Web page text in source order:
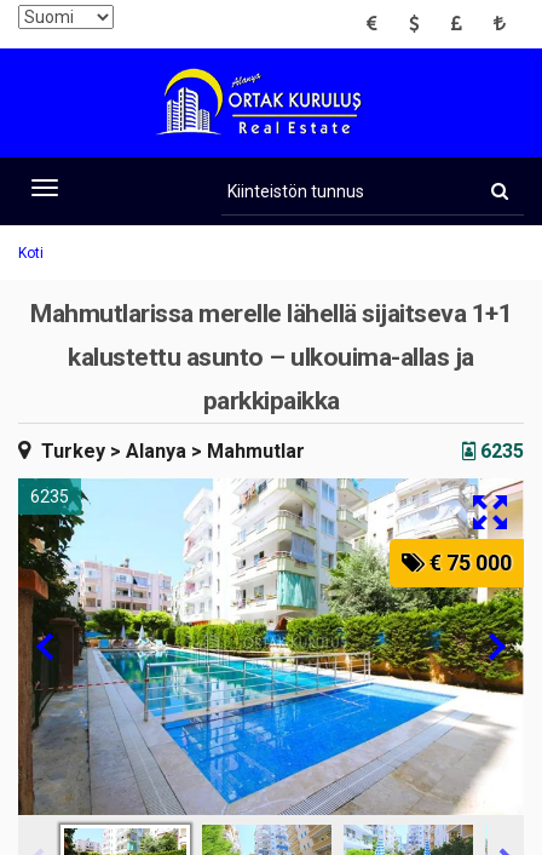
EUR USD GBP TRY
Toggle
navigation
tunnus
Koti
Mahmutlarissa merelle lähellä sijaitseva 1+1
kalustettu asunto – ulkouima-allas ja
parkkipaikka
Turkey > Alanya > Mahmutlar 6235
6235
€ 75 000